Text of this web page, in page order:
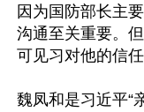
因为国防部长主
沟通至关重要。
可见习对他的信任
魏凤和是习近平“